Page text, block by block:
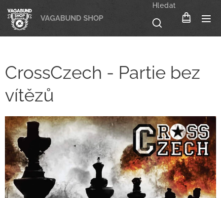
VAGABUND SHOP
Hledat
CrossCzech - Partie bez
vítězů